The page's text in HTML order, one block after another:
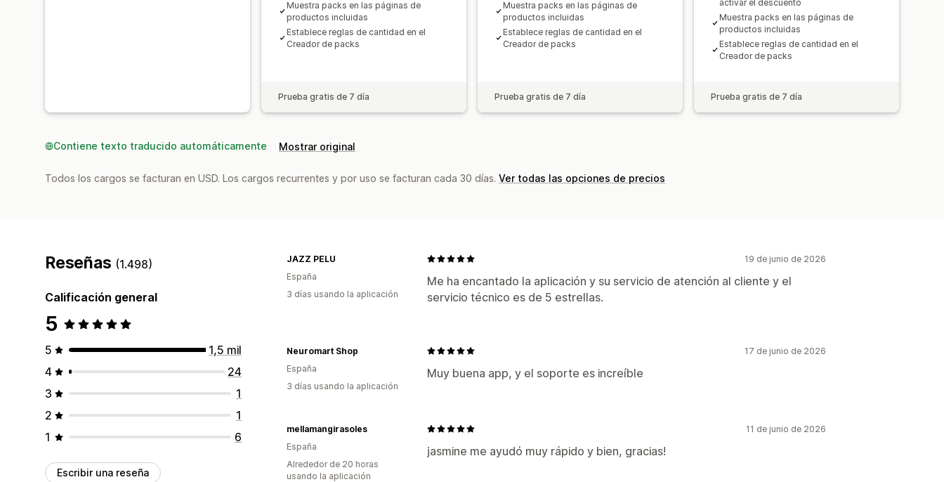
Muestra packs en las páginas de
productos incluidas
Establece reglas de cantidad en el
Creador de packs
Prueba gratis de 7 día
Muestra packs en las páginas de
productos incluidas
Establece reglas de cantidad en el
Creador de packs
Prueba gratis de 7 día
activar el descuento
Muestra packs en las páginas de
productos incluidas
Establece reglas de cantidad en el
Creador de packs
Prueba gratis de 7 día
Contiene texto traducido automáticamente Mostrar original
Todos los cargos se facturan en USD. Los cargos recurrentes y por uso se facturan cada 30 días. Ver todas las opciones de precios
Reseñas (1.498)
Calificación general
5
5
1,5 mil
4
24
3
1
2
1
1
6
Escribir una reseña
19 de junio de 2026
Me ha encantado la aplicación y su servicio de atención al cliente y el
servicio técnico es de 5 estrellas.
JAZZ PELU
España
3 días usando la aplicación
17 de junio de 2026
Muy buena app, y el soporte es increíble
Neuromart Shop
España
3 días usando la aplicación
11 de junio de 2026
jasmine me ayudó muy rápido y bien, gracias!
mellamangirasoles
España
Alrededor de 20 horas
usando la aplicación